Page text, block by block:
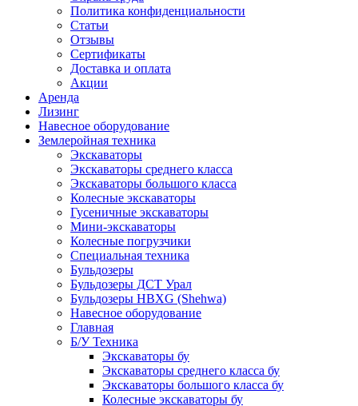
Политика конфиденциальности
Статьи
Отзывы
Сертификаты
Доставка и оплата
Акции
Аренда
Лизинг
Навесное оборудование
Землеройная техника
Экскаваторы
Экскаваторы среднего класса
Экскаваторы большого класса
Колесные экскаваторы
Гусеничные экскаваторы
Мини-экскаваторы
Колесные погрузчики
Специальная техника
Бульдозеры
Бульдозеры ДСТ Урал
Бульдозеры HBXG (Shehwa)
Навесное оборудование
Главная
Б/У Техника
Экскаваторы бу
Экскаваторы среднего класса бу
Экскаваторы большого класса бу
Колесные экскаваторы бу